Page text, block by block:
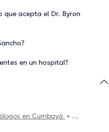
que acepta el Dr. Byron
en un hospital?
en Cumbayá